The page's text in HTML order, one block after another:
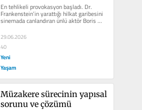
En tehlikeli provokasyon başladı. Dr.
Frankenstein’in yarattığı hilkat garibesini
sinemada canlandıran ünlü aktör Boris
29.06.2026
40
Yeni
Yaşam
Müzakere sürecinin yapısal
sorunu ve çözümü